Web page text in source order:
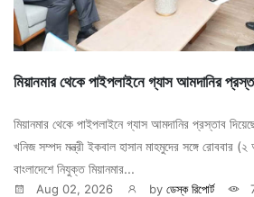
মিয়ানমার থেকে পাইপলাইনে গ্যাস আমদানির
মিয়ানমার থেকে পাইপলাইনে গ্যাস আমদানির প্রস্তাব
খনিজ সম্পদ মন্ত্রী ইকবাল হাসান মাহমুদের সঙ্গে রোববার
বাংলাদেশে নিযুক্ত মিয়ানমার...
Aug 02, 2026 by ডেস্ক রিপোর্ট